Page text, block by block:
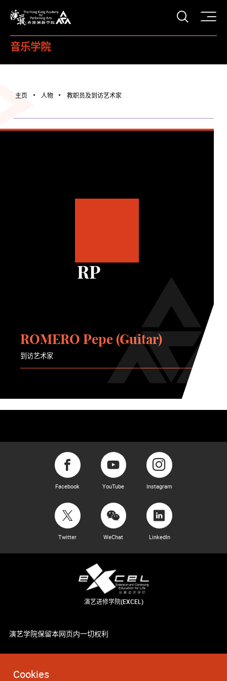
打开
音乐学院
Cookies
主页 人物 教职员及到访艺术家
RP
ROMERO Pepe (Guitar)
到访艺术家
Facebook YouTube Instagram
Twitter WeChat LinkedIn
演艺进修学院(EXCEL)
演艺学院保留本网页内一切权利